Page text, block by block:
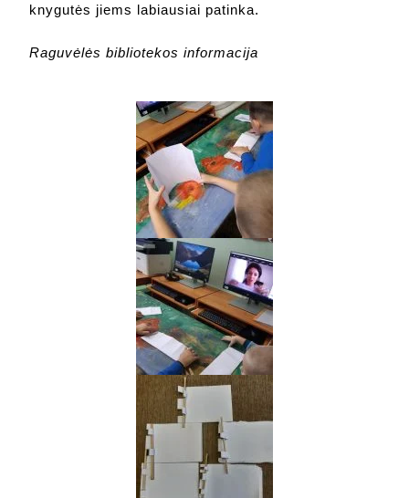
knygutės jiems labiausiai patinka.
Raguvėlės bibliotekos informacija